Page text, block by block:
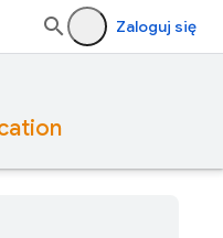
Zaloguj się